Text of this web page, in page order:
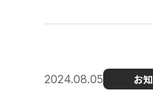
2024.08.05 お